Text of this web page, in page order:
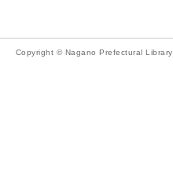
Copyright © Nagano Prefectural Library